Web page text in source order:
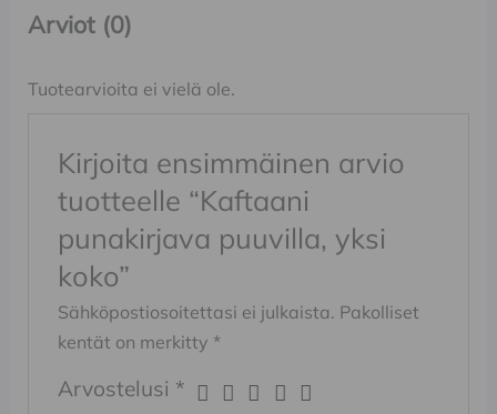
Arviot (0)
Tuotearvioita ei vielä ole.
Kirjoita ensimmäinen arvio
tuotteelle “Kaftaani
punakirjava puuvilla, yksi
koko”
Sähköpostiosoitettasi ei julkaista. Pakolliset
kentät on merkitty *
Arvostelusi *